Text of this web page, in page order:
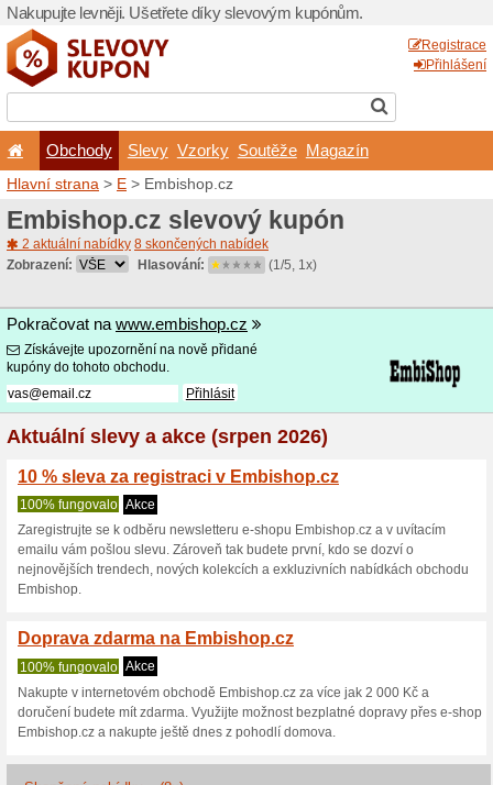
Nakupujte levněji.
Obchody Slevy
Hlavní strana > >
Embishop.cz
Zobrazení: